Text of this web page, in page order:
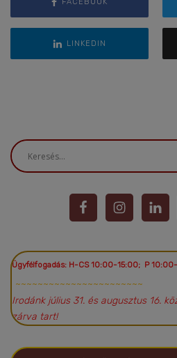
LINKEDIN
Ügyfélfogadás: H-CS 10:00-15:00; P
~~~~~~~~~~~~~~~~~~~~~~~
Irodánk július 31. és augusztus 16.
zárva tart!